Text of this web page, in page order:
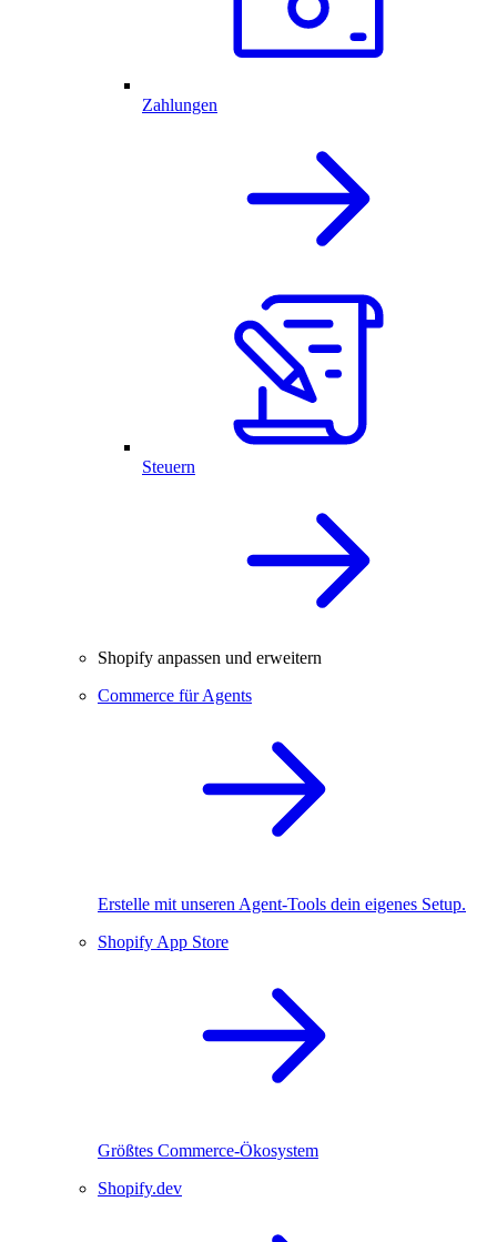
Zahlungen
Steuern
Shopify anpassen und erweitern
Commerce für Agents
Erstelle mit unseren Agent-Tools dein eigenes Setup.
Shopify App Store
Größtes Commerce-Ökosystem
Shopify.dev